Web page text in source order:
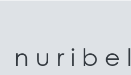
n u r i b e l